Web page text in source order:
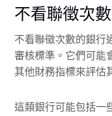
不看聯徵次
不看聯徵次數的銀行
審核標準。它們可能
其他財務指標來評估
這類銀行可能包括一